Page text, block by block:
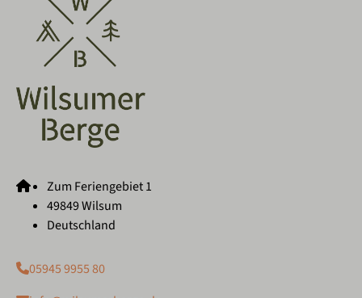
Zum Feriengebiet 1
49849 Wilsum
Deutschland
05945 9955 80